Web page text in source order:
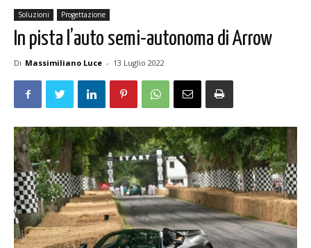
Soluzioni Progettazione
In pista l’auto semi-autonoma di Arrow
Di Massimiliano Luce - 13 Luglio 2022